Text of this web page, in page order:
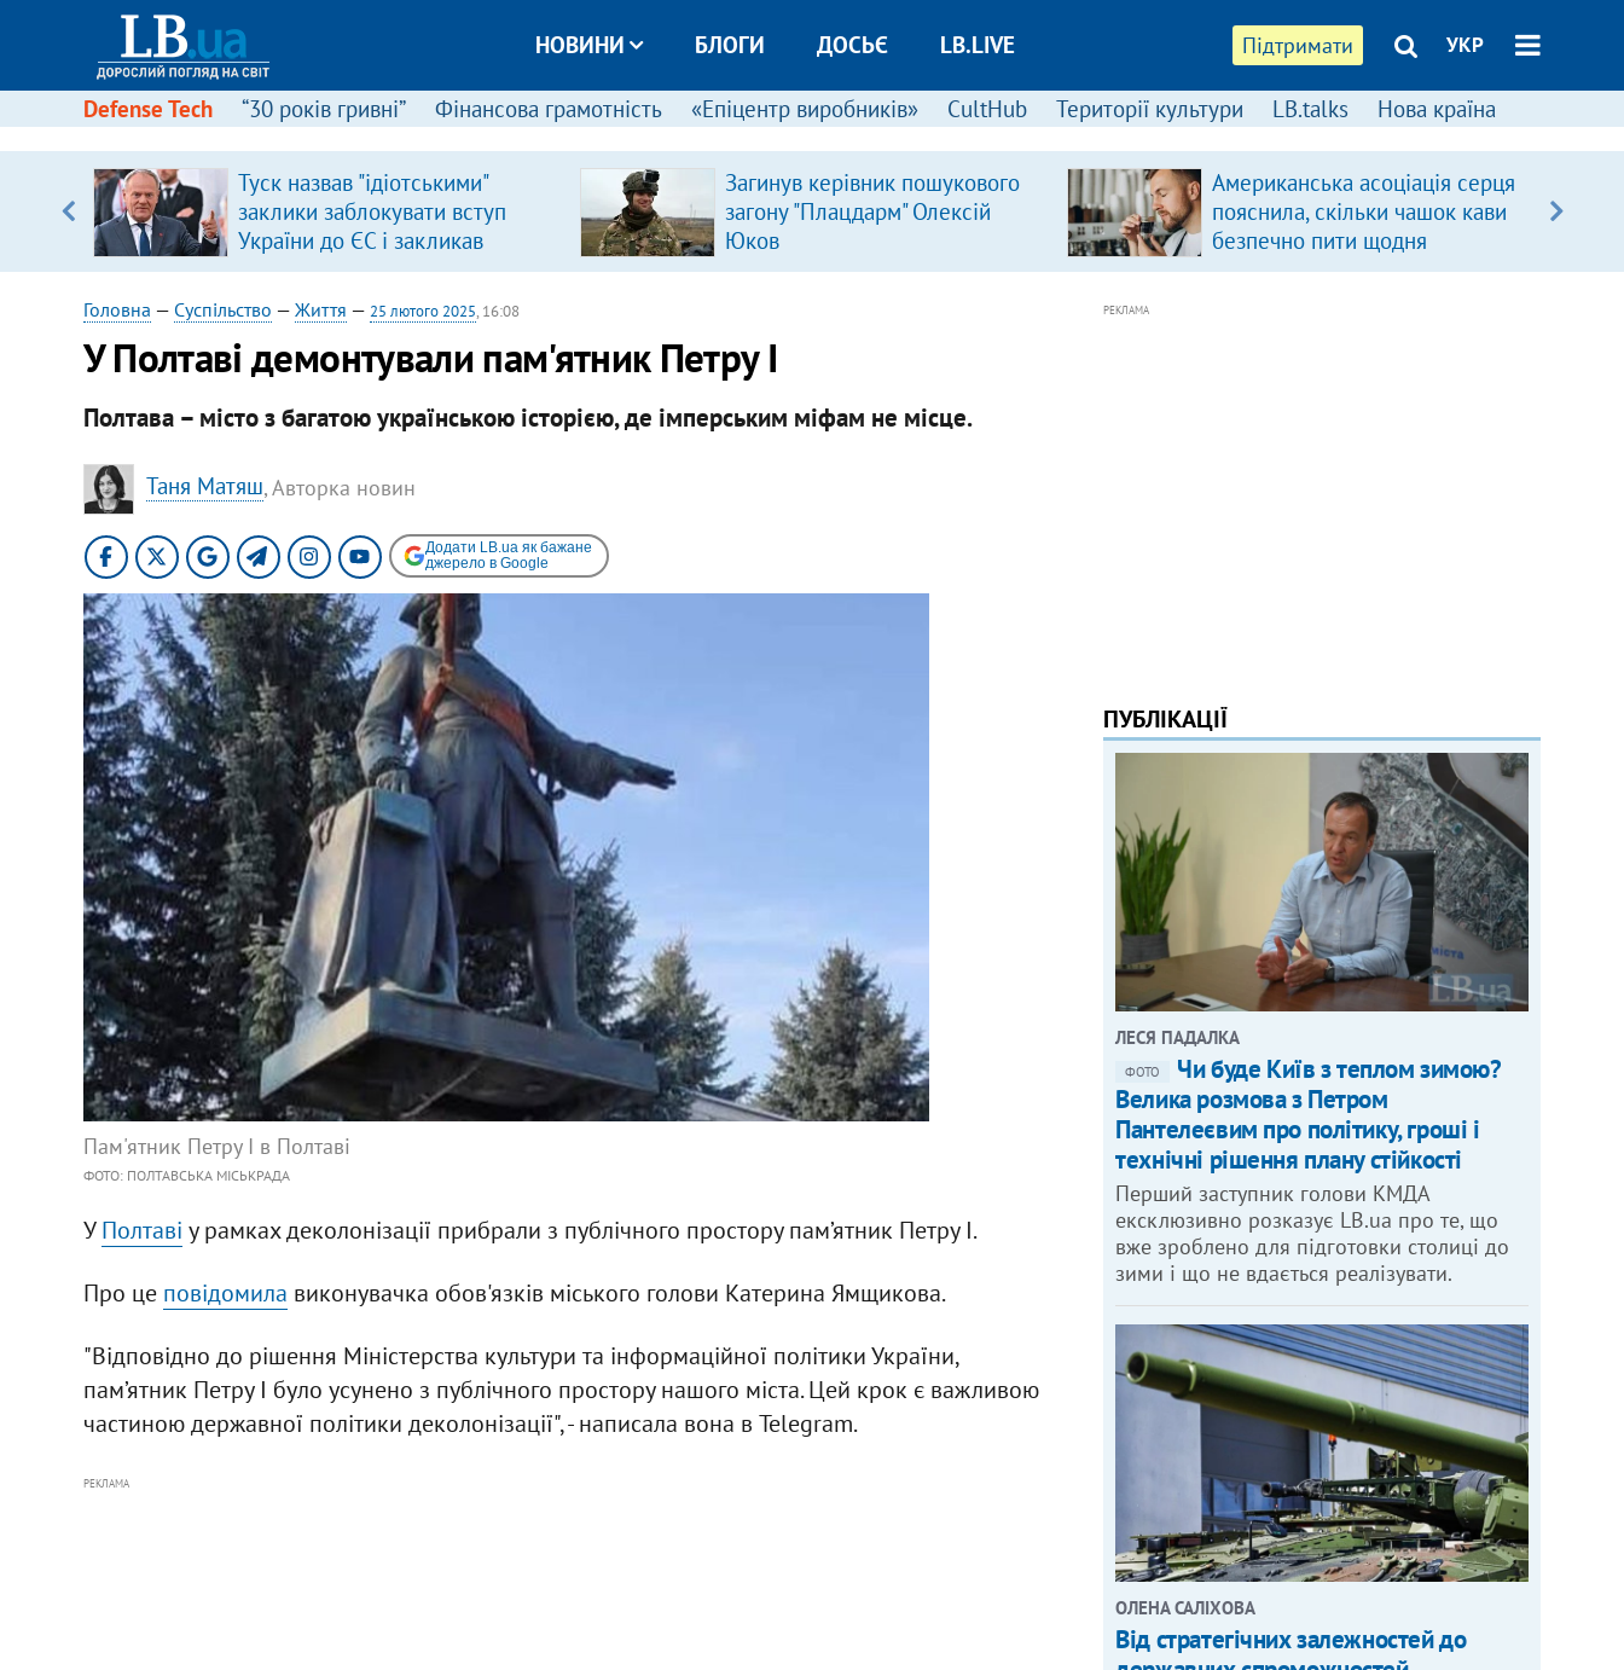
Підтримати УКР
НОВИНИ БЛОГИ ДОСЬЄ LB.LIVE
Defense Tech “30 років гривні” Фінансова грамотність «Епіцентр виробників» CultHub Території культури LB.talks Нова країна
Туск назвав "ідіотськими"
заклики заблокувати вступ
України до ЄС і закликав
припинити антиукраїнську
риторику
Загинув керівник пошукового
загону "Плацдарм" Олексій
Юков
Американська асоціація серця
пояснила, скільки чашок кави
безпечно пити щодня
Головна — Суспільство — Життя — 25 лютого 2025, 16:08
У Полтаві демонтували пам'ятник Петру I
Полтава – місто з багатою українською історією, де імперським міфам не місце.
Таня Матяш, Авторка новин
Додати LB.ua як бажане
джерело в Google
Пам'ятник Петру I в Полтаві
ФОТО: ПОЛТАВСЬКА МІСЬКРАДА
УПолтаві у рамках деколонізації прибрали з публічного простору пам’ятник Петру І.
Про це повідомила виконувачка обов'язків міського голови Катерина Ямщикова.
"Відповідно до рішення Міністерства культури та інформаційної політики України,
пам’ятник Петру І було усунено з публічного простору нашого міста. Цей крок є важливою
частиною державної політики деколонізації", - написала вона в Telegram.
РЕКЛАМА
РЕКЛАМА
ПУБЛІКАЦІЇ
ЛЕСЯ ПАДАЛКА
ФОТО
Чи буде Київ з теплом зимою?
Велика розмова з Петром
Пантелеєвим про політику, гроші і
технічні рішення плану стійкості
Перший заступник голови КМДА
ексклюзивно розказує LB.ua про те, що
вже зроблено для підготовки столиці до
зими і що не вдається реалізувати.
ОЛЕНА САЛІХОВА
Від стратегічних залежностей до